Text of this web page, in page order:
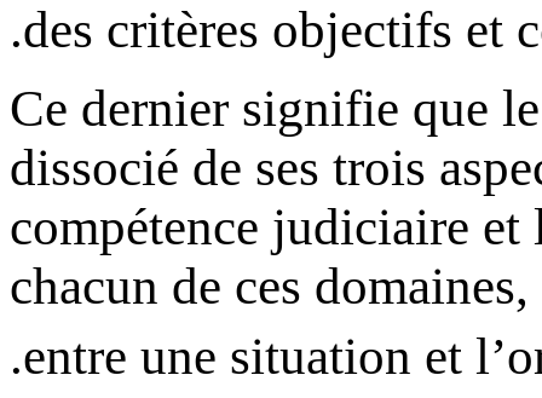
des critères objectifs et
.
Ce dernier signifie que
dissocié de ses trois
compétence judiciaire et
chacun de ces
entre une situation et
.